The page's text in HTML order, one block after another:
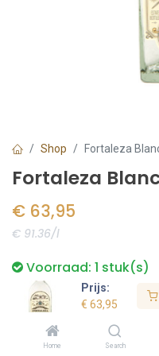
Prijs:
€ 63,95
Home Search
Shop Fortaleza
Fortaleza
€ 63,95
€ 91.36/l
Voorraad: 1 stuk(s)